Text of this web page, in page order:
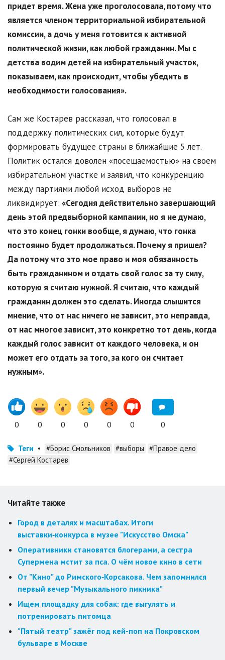
придет время. Жена уже проголосовала, потому что
является членом территориальной избирательной
комиссии, а дочь у меня готовится к активной
политической жизни, как любой гражданин. Мы с
детства водим детей на избирательный участок,
показываем, как происходит, чтобы убедить в
необходимости голосования».
Сам же Костарев рассказал, что голосовал в
поддержку политических сил, которые будут
формировать будущее страны в ближайшие 5 лет.
Политик остался доволен «посещаемостью» на своем
избирательном участке и заявил, что конкуренцию
между партиями любой исход выборов не
ликвидирует: «Сегодня действительно завершающий
день этой предвыборной кампании, но я не думаю,
что это конец гонки вообще, я думаю, что гонка
постоянно будет продолжаться. Почему я пришел?
Да потому что это мое право и моя обязанность
быть гражданином и отдать свой голос за ту силу,
которую я считаю нужной. Я считаю, что каждый
гражданин должен это сделать. Иногда слышится
мнение, что от нас ничего не зависит, это неправда,
от нас многое зависит, это конкретно тот день, когда
каждый голос зависит от каждого человека, и он
может его отдать за того, за кого он считает
нужным».
0 0 0 0 0 0 0
Теги • #Борис Смольников #выборы #Правое дело
#Сергей Костарев
Читайте также
Город в деталях и масштабах. Итоги
выставки‑конкурса в музее "Искусство Омска"
Оперативники становятся блогерами, а сестра
Супермена мстит за пса. О чём новое кино в сети
От "Кино" до Римского‑Корсакова. Чем запомнился
первый вечер "Музыкального пикника"
Ищем площадку для собак: где выгулять и
потренировать питомца
"Пятый театр" зажёг под кей-поп на Покровском
бульваре в Москве